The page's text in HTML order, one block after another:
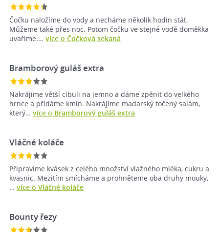
Čočku naložíme do vody a necháme několik hodin stát.
Můžeme také přes noc. Potom čočku ve stejné vodě doměkka
uvaříme.… více o Čočková sekaná
Bramborový guláš extra
Nakrájíme větší cibuli na jemno a dáme zpěnit do velkého
hrnce a přidáme kmín. Nakrájíme madarský točený salám,
který… více o Bramborový guláš extra
Vláčné koláče
Připravíme kvásek z celého množství vlažného mléka, cukru a
kvasnic. Mezitím smícháme a prohněteme oba druhy mouky,
… více o Vláčné koláče
Bounty řezy